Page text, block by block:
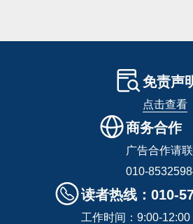
免责声
点击查看
商务合作
广告合作请联
010-
读者热线：010-
工作时间：9:00-